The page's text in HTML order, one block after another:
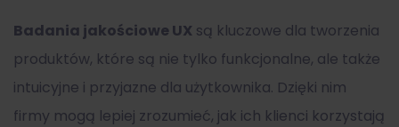
Badania jakościowe UX są kluczowe dla tworzenia
produktów, które są nie tylko funkcjonalne, ale także
intuicyjne i przyjazne dla użytkownika. Dzięki nim
firmy mogą lepiej zrozumieć, jak ich klienci korzystają